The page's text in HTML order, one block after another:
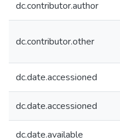
dc.contributor.author
dc.contributor.other
dc.date.accessioned
dc.date.accessioned
dc.date.available